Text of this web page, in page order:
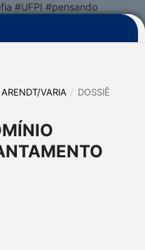
#UFPI #pensando
VARIA / DOSSIÊ